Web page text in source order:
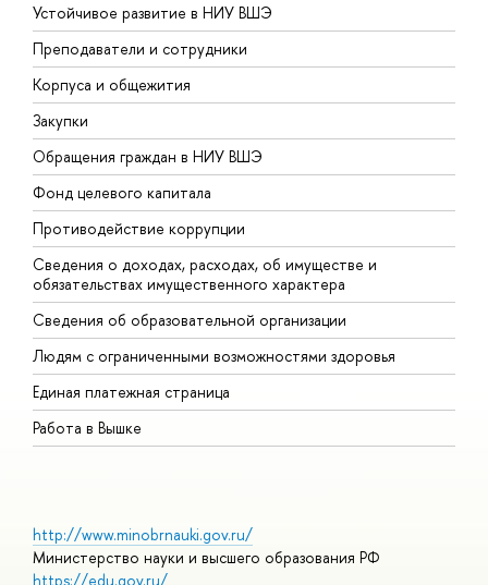
Устойчивое развитие в НИУ ВШЭ
Преподаватели и сотрудники
Корпуса и общежития
Закупки
Обращения граждан в НИУ ВШЭ
Фонд целевого капитала
Противодействие коррупции
Сведения о доходах, расходах, об имуществе и
обязательствах имущественного характера
Сведения об образовательной организации
Людям с ограниченными возможностями здоровья
Единая платежная страница
Работа в Вышке
http://www.minobrnauki.gov.ru/
Министерство науки и высшего образования РФ
https://edu.gov.ru/